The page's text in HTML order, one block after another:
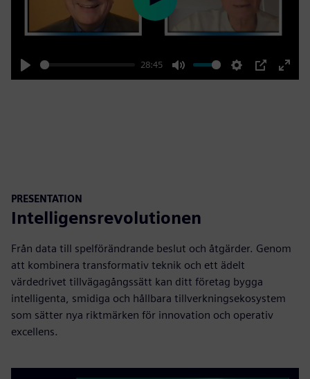
Play
28:45
Mute Settings
PIP
Enter
Play
PRESENTATION
Intelligensrevolutionen
Från data till spelförändrande beslut och åtgärder. Genom
att kombinera transformativ teknik och ett ädelt
värdedrivet tillvägagångssätt kan ditt företag bygga
intelligenta, smidiga och hållbara tillverkningsekosystem
som sätter nya riktmärken för innovation och operativ
excellens.